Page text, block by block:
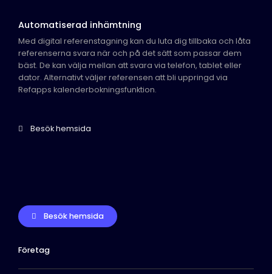
Besök hemsida
Företag
Automatiserad inhämtning
Med digital referenstagning kan du luta dig tillbaka och låta
referenserna svara när och på det sätt som passar dem
bäst. De kan välja mellan att svara via telefon, tablet eller
dator. Alternativt väljer referensen att bli uppringd via
Refapps kalenderbokningsfunktion.
Besök hemsida